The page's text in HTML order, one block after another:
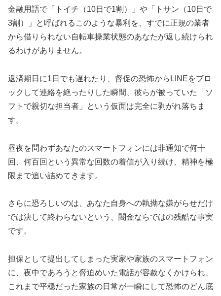
金融用語で「トイチ（10日で1割）」や「トサン（10日で
3割）」と呼ばれるこのような暴利を、すでに正規の業者
から借りられない自転車操業状態のあなたが返し続けられ
るわけがありません。
返済期日に1日でも遅れたり、督促の恐怖からLINEをブロ
ックして連絡を絶ったりした瞬間、彼らが被っていた「ソ
フトで親切な担当者」という仮面は完全に剥がれ落ちま
す。
昼夜を問わずあなたのスマートフォンには非通知で何十
回、何百回という異常な回数の着信が入り続け、精神を極
限まで追い詰めてきます。
さらに恐ろしいのは、あなた自身への執拗な嫌がらせだけ
では決して終わらないという、闇金ならではの残酷な事実
です。
担保として提出してしまった実家や家族のスマートフォン
に、夜中であろうと脅迫めいた電話が容赦なくかけられ、
これまで平穏だった家族の日常が一瞬にして恐怖のどん底